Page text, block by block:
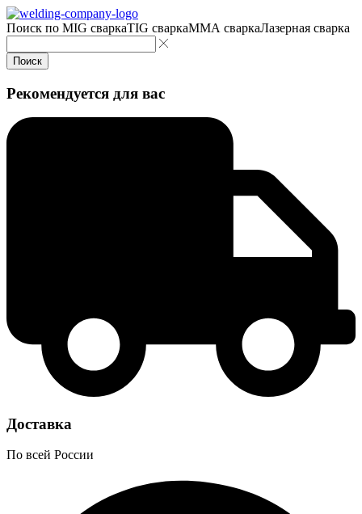
Поиск по MIG сваркаTIG сваркаMMA сваркаЛазерная сварка
Поиск
Рекомендуется для вас
Доставка
По всей России